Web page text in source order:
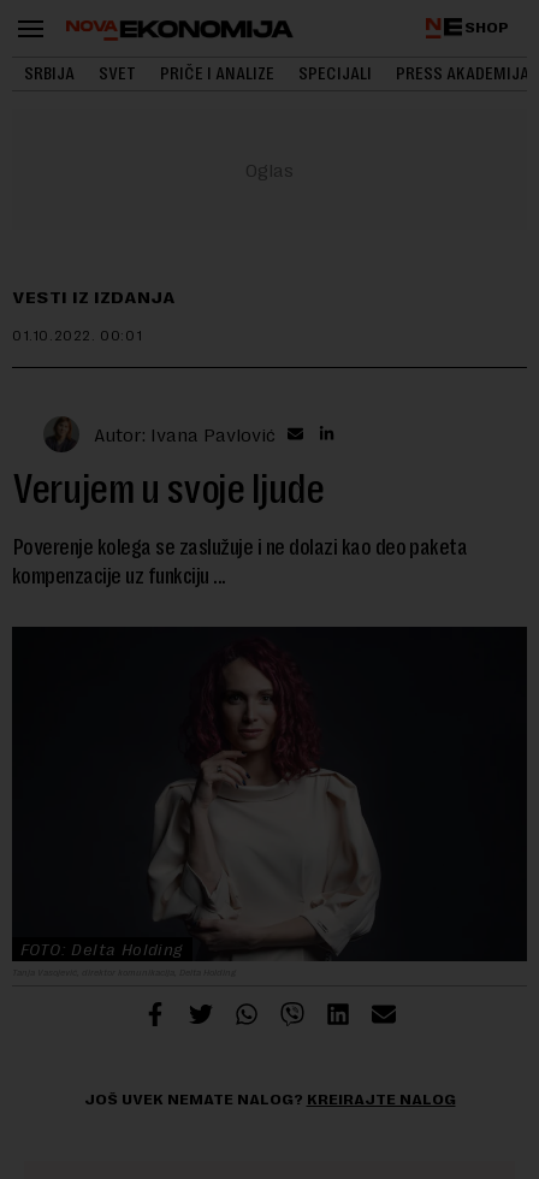
SHOP
SRBIJA SVET PRIČE I ANALIZE SPECIJALI PRESS AKADEMIJA
VESTI IZ IZDANJA
01.10.2022. 00:01
Autor: Ivana Pavlović
Verujem u svoje ljude
Poverenje kolega se zaslužuje i ne dolazi kao deo paketa
kompenzacije uz funkciju ...
FOTO: Delta Holding
JOŠ UVEK NEMATE NALOG? KREIRAJTE NALOG